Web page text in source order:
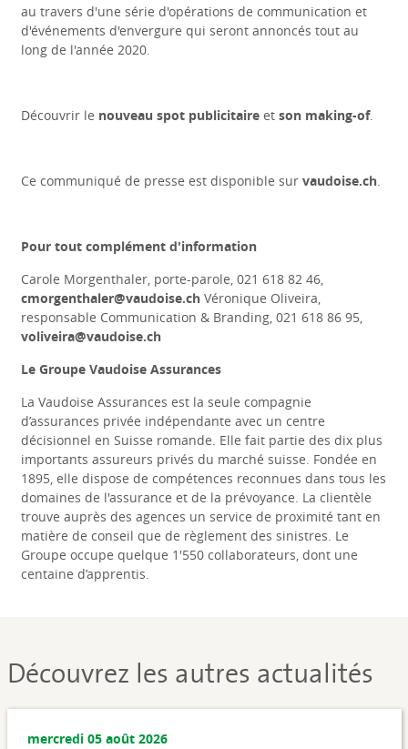
au travers d'une série d'opérations de communication et
d'événements d'envergure qui seront annoncés tout au
long de l'année 2020.
Découvrir le nouveau spot publicitaire et son making-of.
Ce communiqué de presse est disponible sur vaudoise.ch.
Pour tout complément d'information
Carole Morgenthaler, porte-parole, 021 618 82 46,
cmorgenthaler@vaudoise.ch Véronique Oliveira,
responsable Communication & Branding, 021 618 86 95,
voliveira@vaudoise.ch
Le Groupe Vaudoise Assurances
La Vaudoise Assurances est la seule compagnie
d’assurances privée indépendante avec un centre
décisionnel en Suisse romande. Elle fait partie des dix plus
importants assureurs privés du marché suisse. Fondée en
1895, elle dispose de compétences reconnues dans tous les
domaines de l'assurance et de la prévoyance. La clientèle
trouve auprès des agences un service de proximité tant en
matière de conseil que de règlement des sinistres. Le
Groupe occupe quelque 1'550 collaborateurs, dont une
centaine d’apprentis.
Découvrez les autres actualités
mercredi 05 août 2026